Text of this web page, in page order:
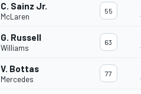
C. Sainz Jr.
McLaren
55
G. Russell
Williams
63
V. Bottas
Mercedes
77